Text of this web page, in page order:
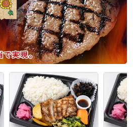
男女比：－
本町2026/01/10
と見る